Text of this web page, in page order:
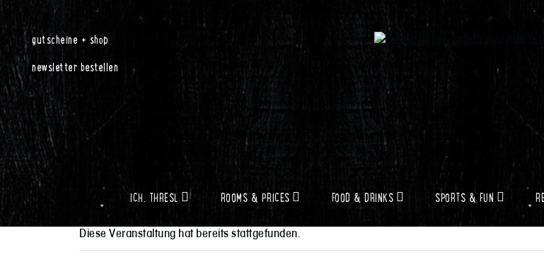
gutscheine + shop
newsletter bestellen
ICH, THRESL ROOMS & PRICES FOOD & DRINKS SPORTS & FUN
Diese Veranstaltung hat bereits stattgefunden.